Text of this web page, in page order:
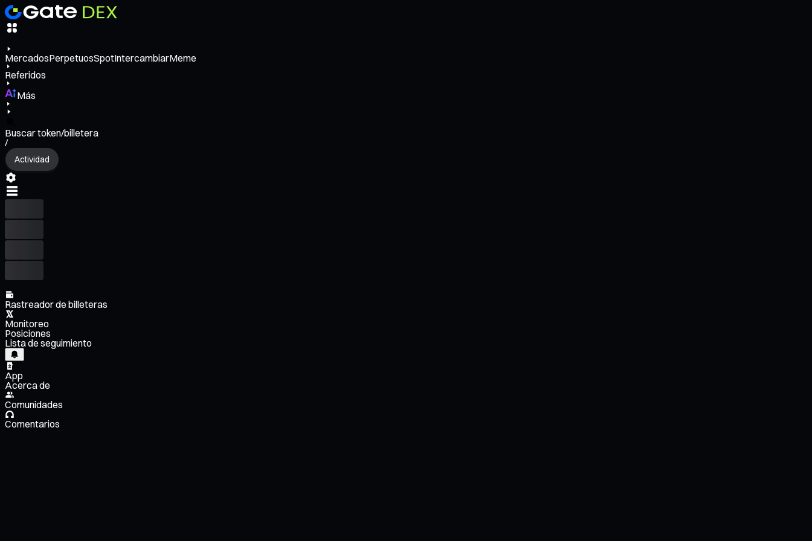
MercadosPerpetuosSpotIntercambiarMeme
Referidos
Más
Buscar token/billetera
/
Actividad
Rastreador de billeteras
Monitoreo
Posiciones
Lista de seguimiento
App
Acerca de
Comunidades
Comentarios